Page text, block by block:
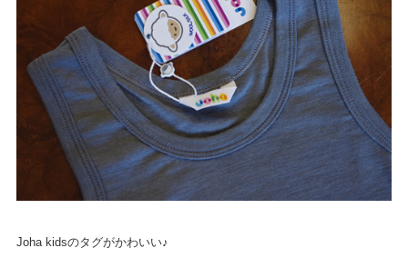
Joha kidsのタグがかわいい♪